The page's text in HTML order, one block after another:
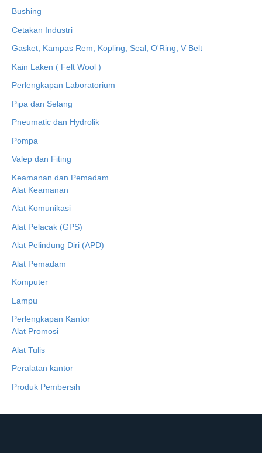
Bushing
Cetakan Industri
Gasket, Kampas Rem, Kopling, Seal, O'Ring, V Belt
Kain Laken ( Felt Wool )
Perlengkapan Laboratorium
Pipa dan Selang
Pneumatic dan Hydrolik
Pompa
Valep dan Fiting
Keamanan dan Pemadam
Alat Keamanan
Alat Komunikasi
Alat Pelacak (GPS)
Alat Pelindung Diri (APD)
Alat Pemadam
Komputer
Lampu
Perlengkapan Kantor
Alat Promosi
Alat Tulis
Peralatan kantor
Produk Pembersih